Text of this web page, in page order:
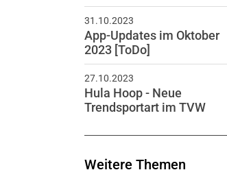
31.10.2023
App-Updates im Oktober
2023 [ToDo]
27.10.2023
Hula Hoop - Neue
Trendsportart im TVW
Weitere Themen